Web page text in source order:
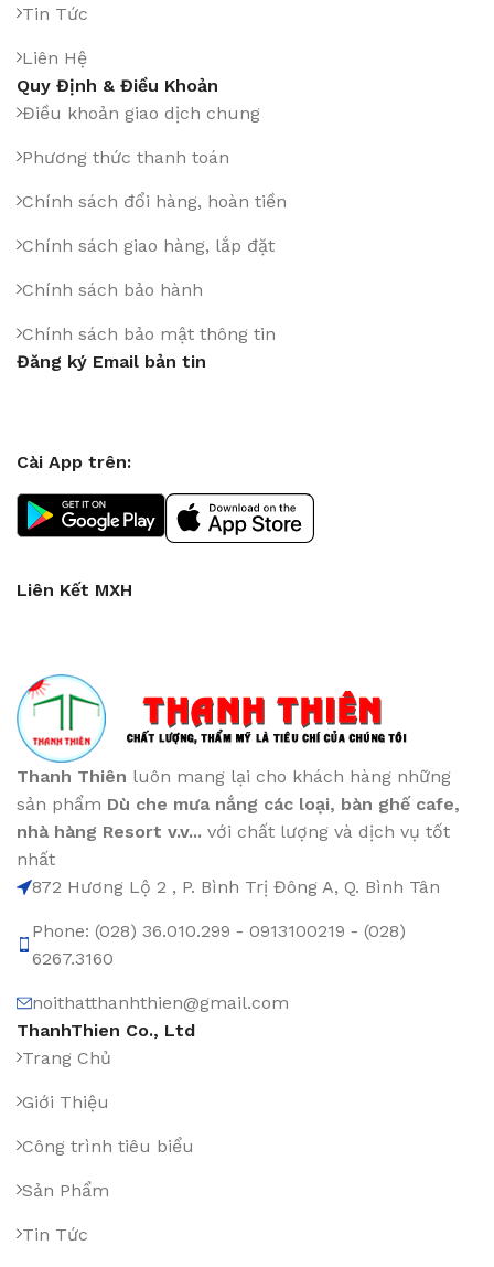
Tin Tức
Liên Hệ
Quy Định & Điều Khoản
Điều khoản giao dịch chung
Phương thức thanh toán
Chính sách đổi hàng, hoàn tiền
Chính sách giao hàng, lắp đặt
Chính sách bảo hành
Chính sách bảo mật thông tin
Đăng ký Email bản tin
Cài App trên:
Liên Kết MXH
Thanh Thiên luôn mang lại cho khách hàng những
sản phẩm Dù che mưa nắng các loại, bàn ghế cafe,
nhà hàng Resort v.v... với chất lượng và dịch vụ tốt
nhất
872 Hương Lộ 2 , P. Bình Trị Đông A, Q. Bình Tân
Phone: (028) 36.010.299 - 0913100219 - (028)
6267.3160
noithatthanhthien@gmail.com
ThanhThien Co., Ltd
Trang Chủ
Giới Thiệu
Công trình tiêu biểu
Sản Phẩm
Tin Tức